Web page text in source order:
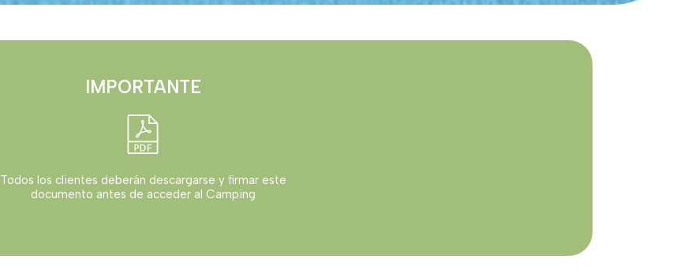
IMPORTANTE
Todos los clientes deberán descargarse y firmar este
documento antes de acceder al Camping